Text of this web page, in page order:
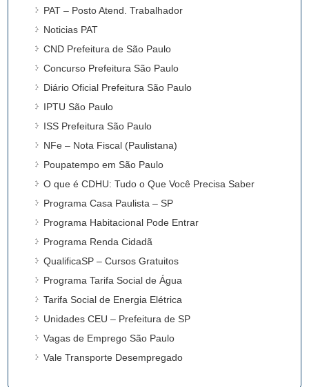
PAT – Posto Atend. Trabalhador
Noticias PAT
CND Prefeitura de São Paulo
Concurso Prefeitura São Paulo
Diário Oficial Prefeitura São Paulo
IPTU São Paulo
ISS Prefeitura São Paulo
NFe – Nota Fiscal (Paulistana)
Poupatempo em São Paulo
O que é CDHU: Tudo o Que Você Precisa Saber
Programa Casa Paulista – SP
Programa Habitacional Pode Entrar
Programa Renda Cidadã
QualificaSP – Cursos Gratuitos
Programa Tarifa Social de Água
Tarifa Social de Energia Elétrica
Unidades CEU – Prefeitura de SP
Vagas de Emprego São Paulo
Vale Transporte Desempregado